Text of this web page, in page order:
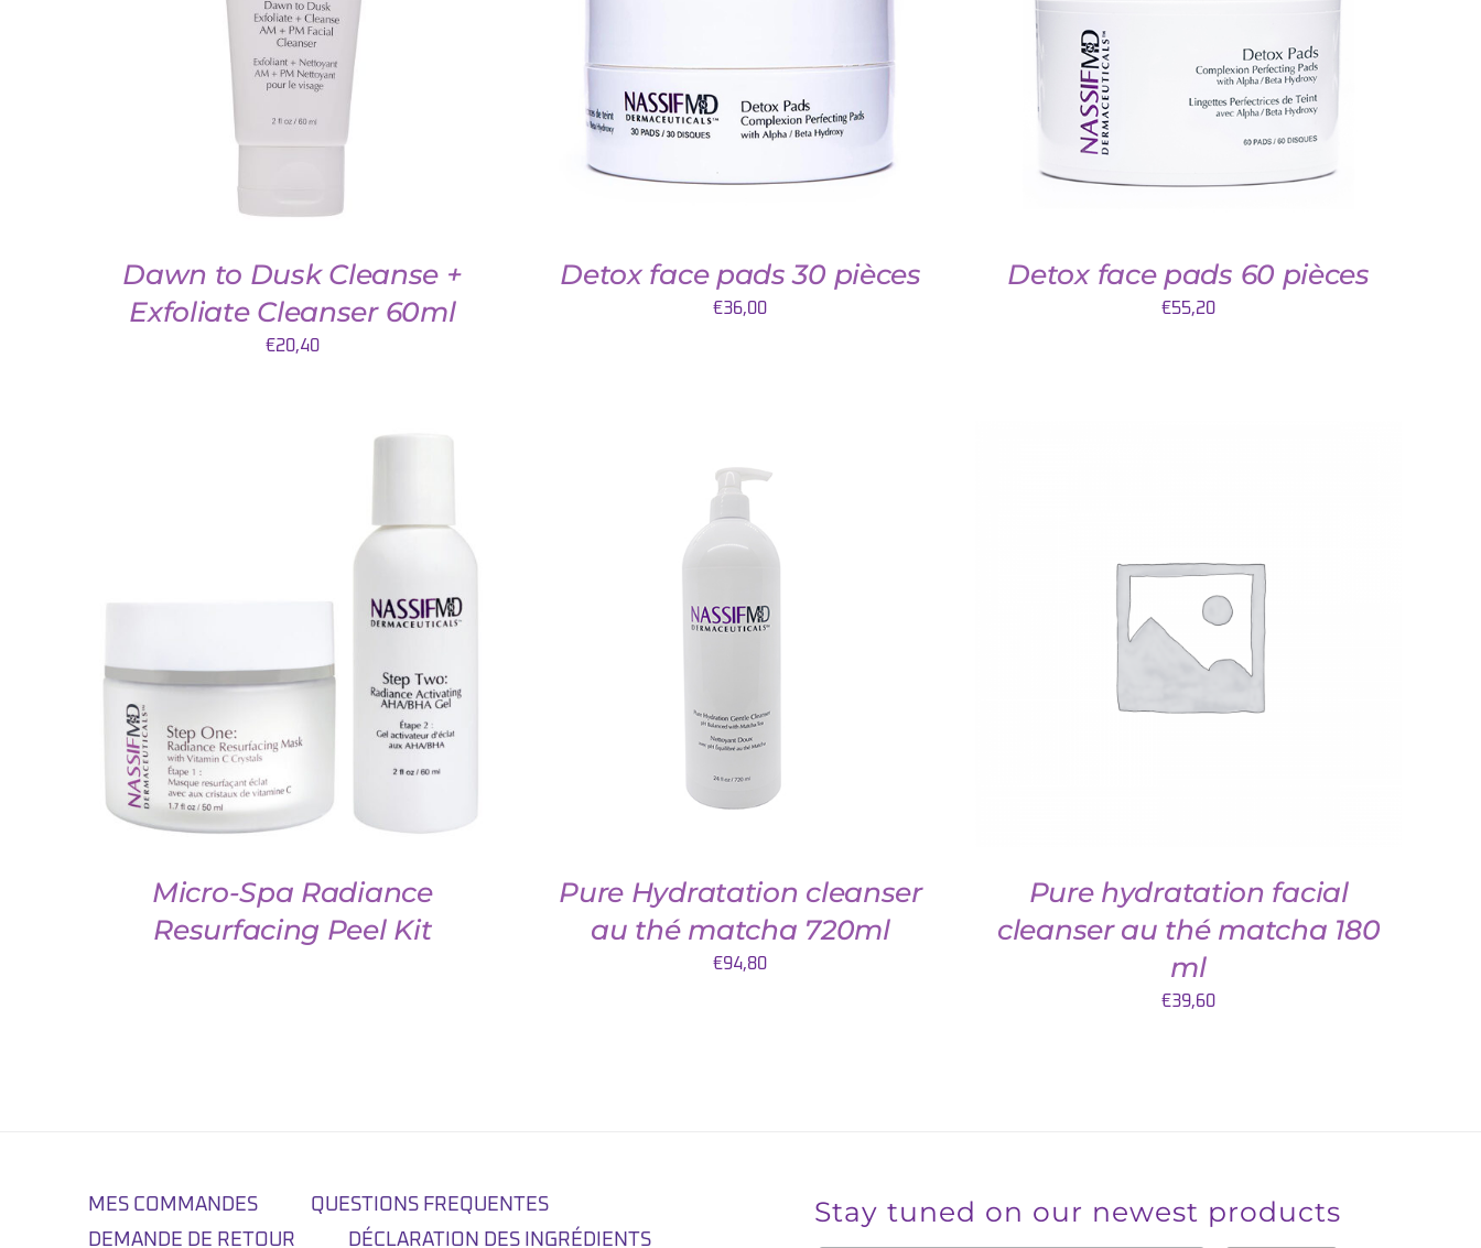
AJOUTER AU PANIER / QUICK VIEW
Dawn to Dusk Cleanse +
Exfoliate Cleanser 60ml
€20,40
Detox face pads 30 pièces
€36,00
Detox face pads 60 pièces
€55,20
Micro-Spa Radiance
Resurfacing Peel Kit
Pure Hydratation cleanser
au thé matcha 720ml
€94,80
AJOUTER AU PANIER QUICK VIEW
Pure hydratation facial
cleanser au thé matcha 180
ml
€39,60
MES COMMANDES
QUESTIONS FREQUENTES
DEMANDE DE RETOUR
DÉCLARATION DES INGRÉDIENTS
Stay tuned on our newest products